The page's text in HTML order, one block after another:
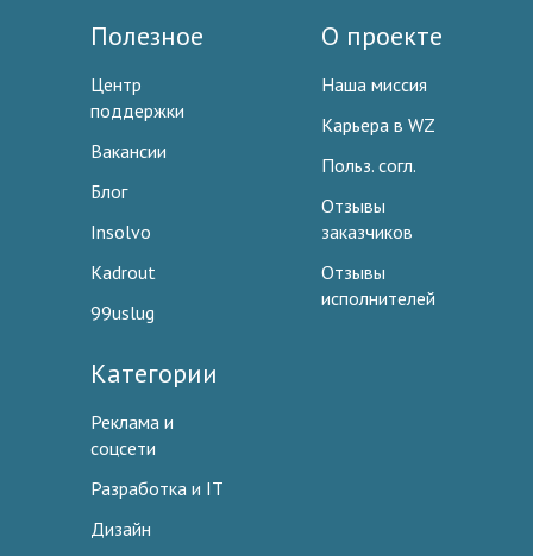
Полезное
Центр
поддержки
Вакансии
Блог
Insolvo
Kadrout
99uslug
О проекте
Наша миссия
Карьера в WZ
Польз. согл.
Отзывы
заказчиков
Отзывы
исполнителей
Категории
Реклама и
соцсети
Разработка и IT
Дизайн